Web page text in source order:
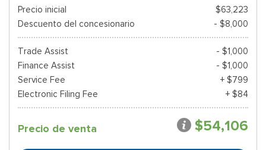
Precio inicial
$63,223
Descuento del concesionario
- $8,000
Trade Assist
- $1,000
Finance Assist
- $1,000
Service Fee
+ $799
Electronic Filing Fee
+ $84
Precio de venta $54,106